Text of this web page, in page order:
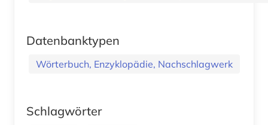
Datenbanktypen
Wörterbuch, Enzyklopädie, Nachschlagwerk
Schlagwörter